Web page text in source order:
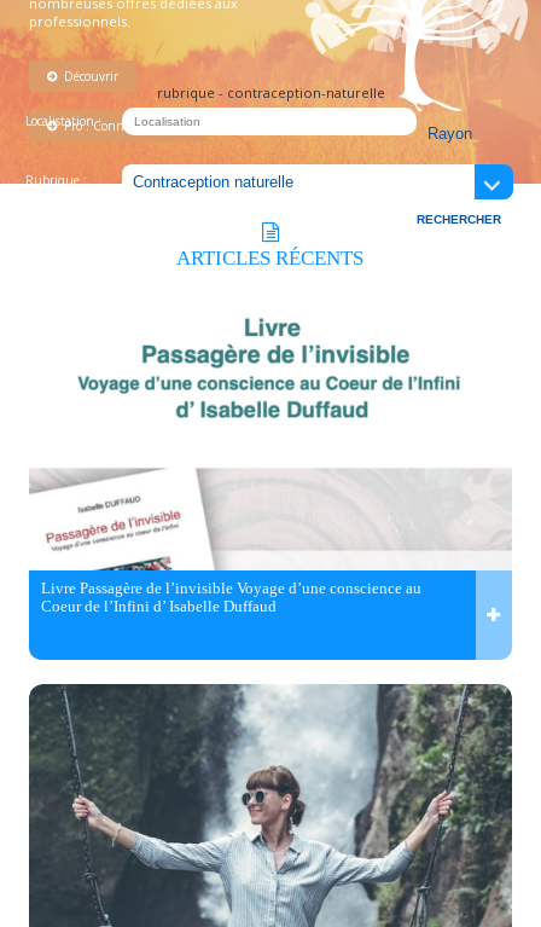
rubrique - contraception-naturelle
Localistation :
Rubrique :
professionnels.
Découvrir
Pro : Connectez-vous !
ARTICLES RÉCENTS
Livre Passagère de l’invisible Voyage d’une conscience au
Coeur de l’Infini d’ Isabelle Duffaud